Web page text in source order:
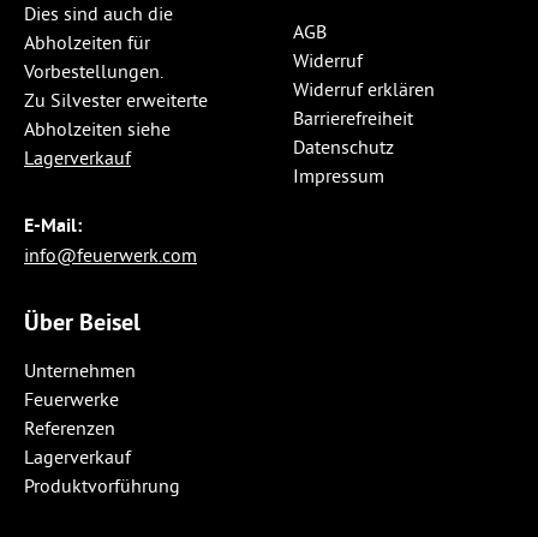
Dies sind auch die
Abholzeiten für
Vorbestellungen.
Zu Silvester erweiterte
Abholzeiten siehe
Lagerverkauf
E-Mail:
info@feuerwerk.com
AGB
Widerruf
Widerruf erklären
Barrierefreiheit
Datenschutz
Impressum
Über Beisel
Unternehmen
Feuerwerke
Referenzen
Lagerverkauf
Produktvorführung